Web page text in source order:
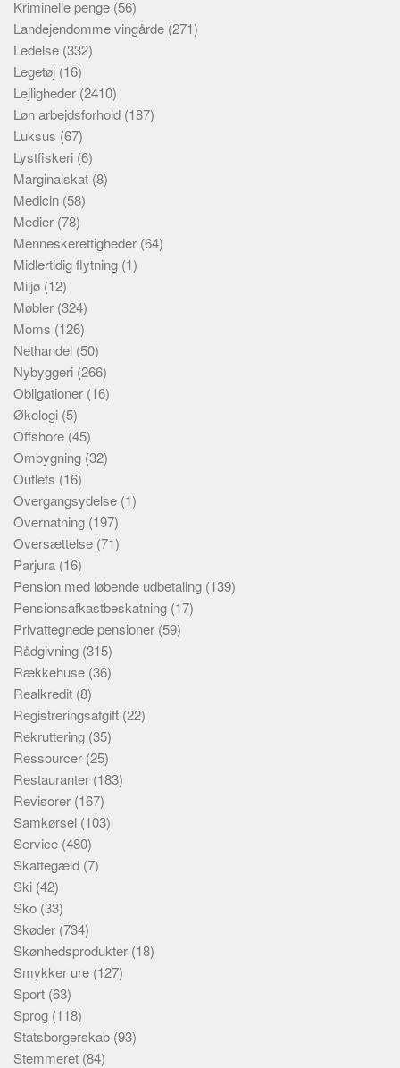
Kriminelle penge (56)
Landejendomme vingårde (271)
Ledelse (332)
Legetøj (16)
Lejligheder (2410)
Løn arbejdsforhold (187)
Luksus (67)
Lystfiskeri (6)
Marginalskat (8)
Medicin (58)
Medier (78)
Menneskerettigheder (64)
Midlertidig flytning (1)
Miljø (12)
Møbler (324)
Moms (126)
Nethandel (50)
Nybyggeri (266)
Obligationer (16)
Økologi (5)
Offshore (45)
Ombygning (32)
Outlets (16)
Overgangsydelse (1)
Overnatning (197)
Oversættelse (71)
Parjura (16)
Pension med løbende udbetaling (139)
Pensionsafkastbeskatning (17)
Privattegnede pensioner (59)
Rådgivning (315)
Rækkehuse (36)
Realkredit (8)
Registreringsafgift (22)
Rekruttering (35)
Ressourcer (25)
Restauranter (183)
Revisorer (167)
Samkørsel (103)
Service (480)
Skattegæld (7)
Ski (42)
Sko (33)
Skøder (734)
Skønhedsprodukter (18)
Smykker ure (127)
Sport (63)
Sprog (118)
Statsborgerskab (93)
Stemmeret (84)